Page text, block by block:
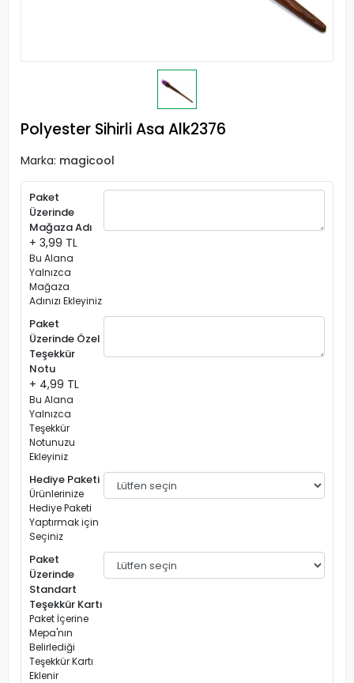
Polyester Sihirli Asa Alk2376
Marka: magicool
Paket
Üzerinde
Mağaza Adı
+ 3,99 TL
Bu Alana
Yalnızca
Mağaza
Adınızı Ekleyiniz
Paket
Üzerinde Özel
Teşekkür
Notu
+ 4,99 TL
Bu Alana
Yalnızca
Teşekkür
Notunuzu
Ekleyiniz
Hediye Paketi
Ürünlerinize
Hediye Paketi
Yaptırmak için
Seçiniz
Paket
Üzerinde
Standart
Teşekkür Kartı
Paket İçerine
Mepa'nın
Belirlediği
Teşekkür Kartı
Eklenir